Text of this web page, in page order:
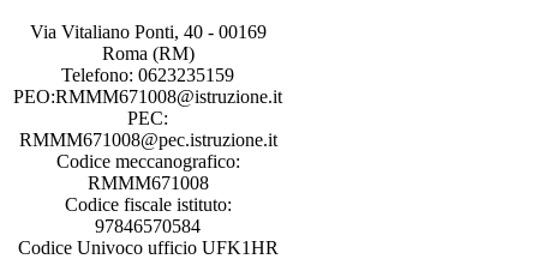
Via Vitaliano Ponti, 40 - 00169
Roma (RM)
Telefono: 0623235159
PEO:RMMM671008@istruzione.it
PEC:
RMMM671008@pec.istruzione.it
Codice meccanografico:
RMMM671008
Codice fiscale istituto:
97846570584
Codice Univoco ufficio UFK1HR